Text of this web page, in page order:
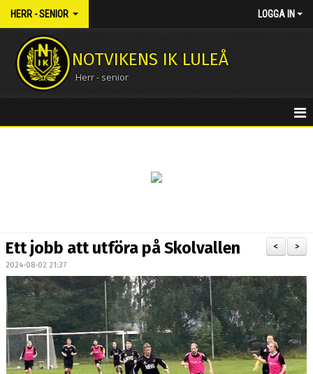
HERR - SENIOR LOGGA IN
NOTVIKENS IK LULEÅ
Herr - senior
TRUPPEN
BILDGALLERI
DOKUMENT
KONTAKT
>
<
Ett jobb att utföra på Skolvallen
2024-08-02 21:37